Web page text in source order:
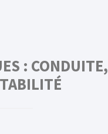
: CONDUITE,